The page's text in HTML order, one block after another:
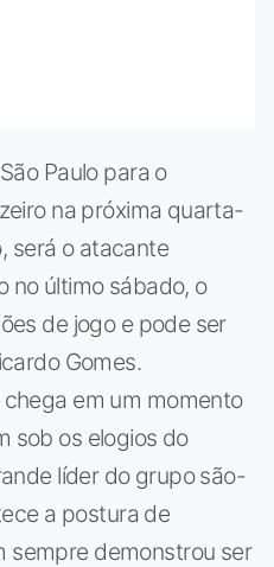
Paulo para o
na próxima quarta-
será o atacante
no último sábado, o
de jogo e pode ser
Gomes.
em um momento
sob os elogios do
líder do grupo são-
a postura de
sempre demonstrou ser